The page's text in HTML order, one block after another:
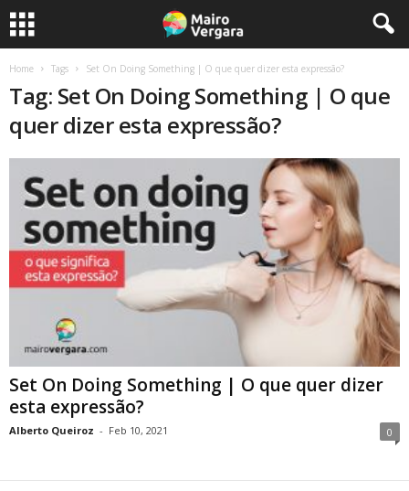
Home Tags Set On Doing Something | O que quer dizer esta expressão?
Tag: Set On Doing Something | O que
quer dizer esta expressão?
Set On Doing Something | O que quer dizer
esta expressão?
Alberto Queiroz - Feb 10, 2021 0